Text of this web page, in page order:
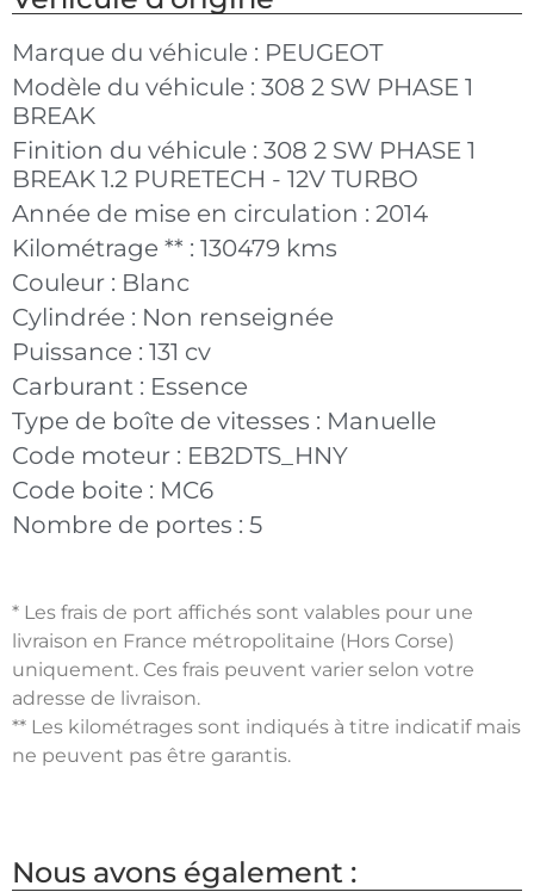
Marque du véhicule : PEUGEOT
Modèle du véhicule : 308 2 SW PHASE 1
BREAK
Finition du véhicule : 308 2 SW PHASE 1
BREAK 1.2 PURETECH - 12V TURBO
Année de mise en circulation : 2014
Kilométrage ** : 130479 kms
Couleur : Blanc
Cylindrée : Non renseignée
Puissance : 131 cv
Carburant : Essence
Type de boîte de vitesses : Manuelle
Code moteur : EB2DTS_HNY
Code boite : MC6
Nombre de portes : 5
* Les frais de port affichés sont valables pour une
livraison en France métropolitaine (Hors Corse)
uniquement. Ces frais peuvent varier selon votre
adresse de livraison.
** Les kilométrages sont indiqués à titre indicatif mais
ne peuvent pas être garantis.
Nous avons également :